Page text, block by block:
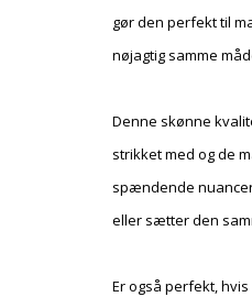
gør den perfekt til
nøjagtig samme
Denne skønne
strikket med og de
spændende
eller sætter den
Er også perfekt,